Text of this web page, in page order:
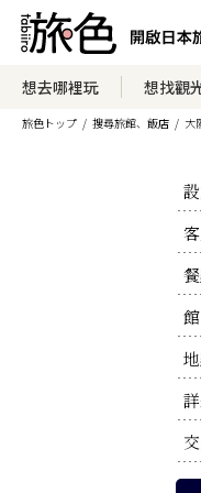
想去哪裡玩 想找觀
旅色トップ 搜尋旅館、飯店 大